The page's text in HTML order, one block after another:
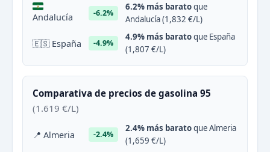
Andalucía -6.2%
6.2% más baratoque
Andalucía (1,832 €/L)
🇪🇸 España -4.9%
4.9% más baratoque España
(1,807 €/L)
Comparativa de precios de gasolina 95
(1.619 €/L)
📍 Almeria -2.4%
2.4% más baratoque Almeria
(1,659 €/L)